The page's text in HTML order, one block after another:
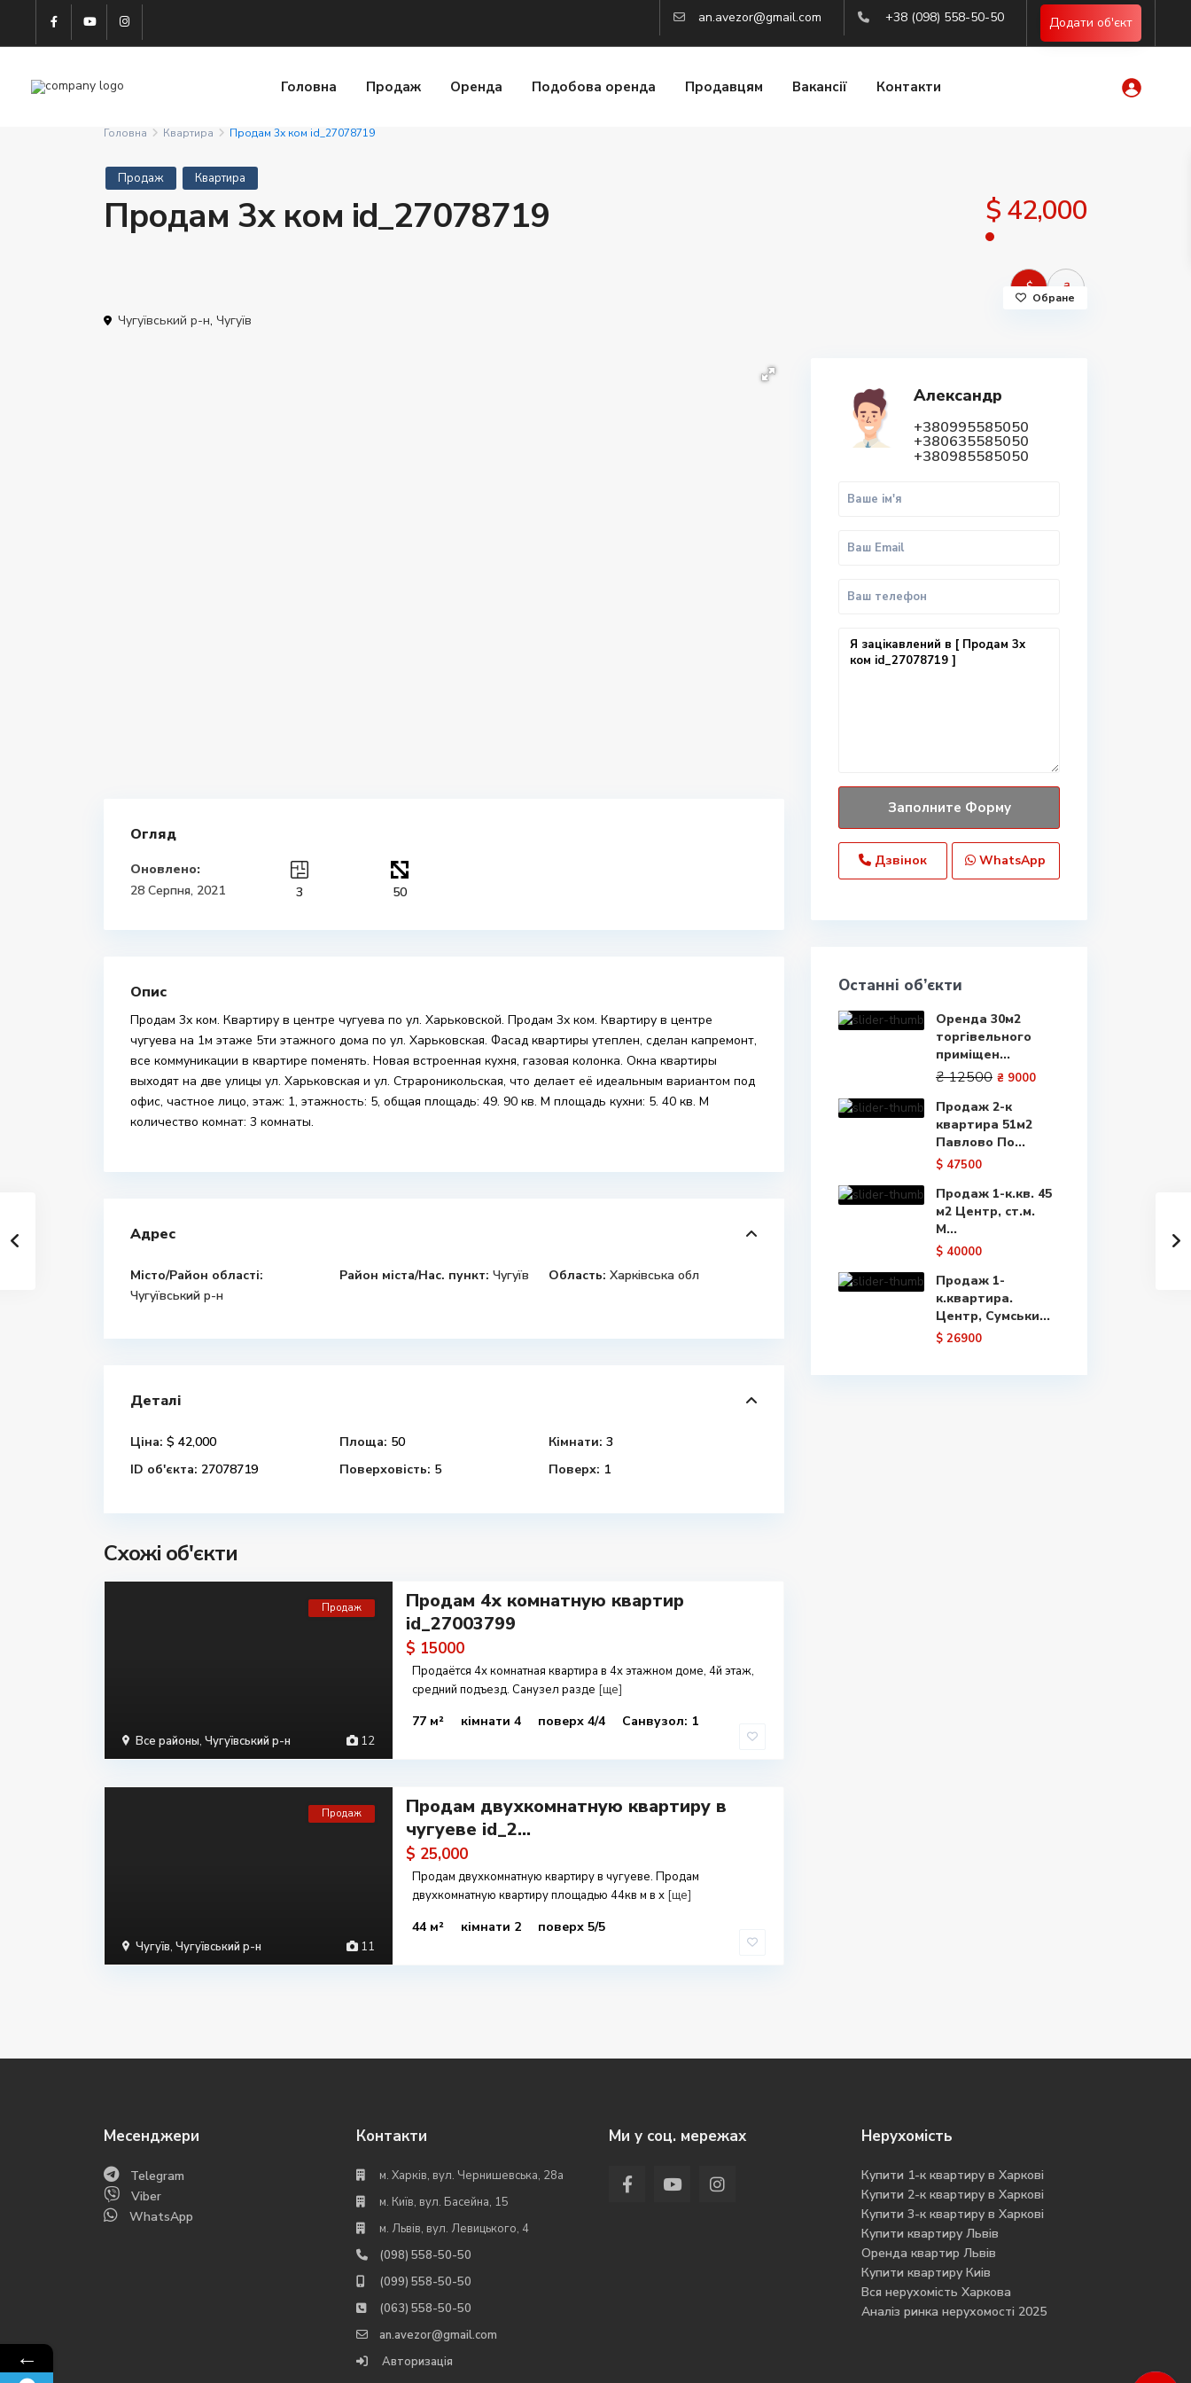
an.avezor@gmail.com +38 (098) 558-50-50 Додати об'єкт
Головна Продаж Оренда Подобова оренда Продавцям Вакансії Контакти
Головна Квартира Продам 3х ком id_27078719
Продаж Квартира
Продам 3х ком id_27078719 $ 42,000
$ ₴
Чугуївський р-н, Чугуїв
Обране
Огляд
Оновлено:
28 Серпня, 2021
3 50
Опис
Продам 3х ком. Квартиру в центре чугуева по ул. Харьковской. Продам 3х ком. Квартиру в центре
чугуева на 1м этаже 5ти этажного дома по ул. Харьковская. Фасад квартиры утеплен, сделан капремонт,
все коммуникации в квартире поменять. Новая встроенная кухня, газовая колонка. Окна квартиры
выходят на две улицы ул. Харьковская и ул. Страроникольская, что делает её идеальным вариантом под
офис, частное лицо, этаж: 1, этажность: 5, общая площадь: 49. 90 кв. М площадь кухни: 5. 40 кв. М
количество комнат: 3 комнаты.
Адрес
Місто/Район області:
Чугуївський р-н
Район міста/Нас. пункт: Чугуїв Область: Харківська обл
Деталі
Ціна: $ 42,000 Площа: 50 Кімнати: 3
ID об'єкта: 27078719 Поверховість: 5 Поверх: 1
Схожі об'єкти
12
Все районы, Чугуївський р-н
Продаж
Продам 4х комнатную квартир
id_27003799
$ 15000
Продаётся 4х комнатная квартира в 4х этажном доме, 4й этаж,
средний подъезд. Санузел разде [ще]
77 м² кімнати 4 поверх 4/4 Санвузол: 1
11
Чугуїв, Чугуївський р-н
Продаж
Продам двухкомнатную квартиру в
чугуеве id_2...
$ 25,000
Продам двухкомнатную квартиру в чугуеве. Продам
двухкомнатную квартиру площадью 44кв м в х [ще]
44 м² кімнати 2 поверх 5/5
Александр
+380995585050
+380635585050
+380985585050
Дзвінок WhatsApp
Останні об’єкти
Оренда 30м2
торгівельного
приміщен...
₴ 12500 ₴ 9000
Продаж 2-к
квартира 51м2
Павлово По...
$ 47500
Продаж 1-к.кв. 45
м2 Центр, ст.м.
М...
$ 40000
Продаж 1-
к.квартира.
Центр, Сумськи...
$ 26900
Месенджери
Telegram
Viber
WhatsApp
Контакти
м. Харків, вул. Чернишевська, 28а
м. Київ, вул. Басейна, 15
м. Львів, вул. Левицького, 4
(098) 558-50-50
(099) 558-50-50
(063) 558-50-50
an.avezor@gmail.com
Авторизація
Ми у соц. мережах Нерухомість
Купити 1-к квартиру в Харкові
Купити 2-к квартиру в Харкові
Купити 3-к квартиру в Харкові
Купити квартиру Львів
Оренда квартир Львів
Купити квартиру Киів
Вся нерухомість Харкова
Аналіз ринка нерухомості 2025
←